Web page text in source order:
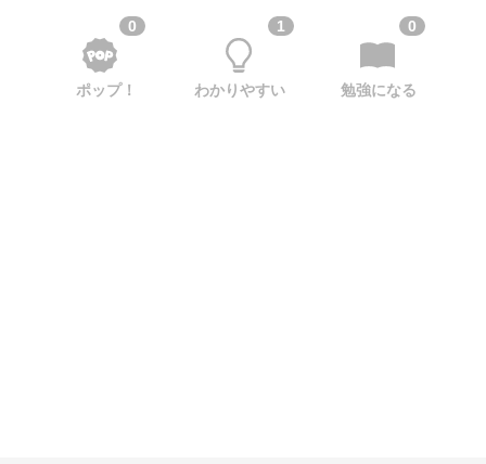
0
ポップ！
1
わかりやすい
0
勉強になる